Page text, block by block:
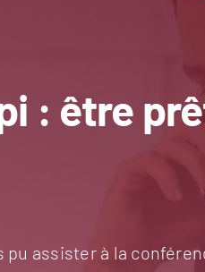
: être
pu assister à la